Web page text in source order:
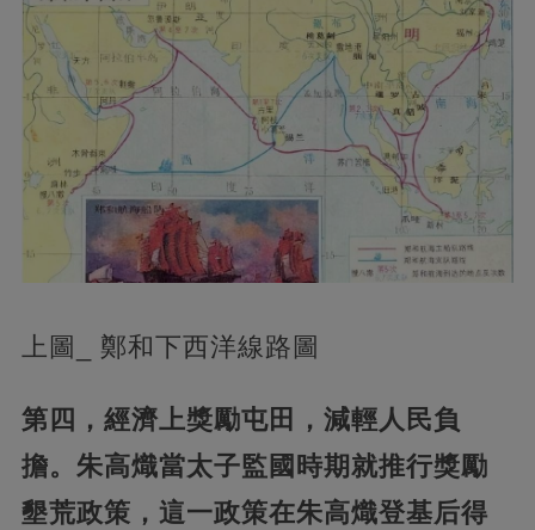
上圖_ 鄭和下西洋線路圖
第四，經濟上獎勵屯田，減輕人民負
擔。朱高熾當太子監國時期就推行獎勵
墾荒政策，這一政策在朱高熾登基后得